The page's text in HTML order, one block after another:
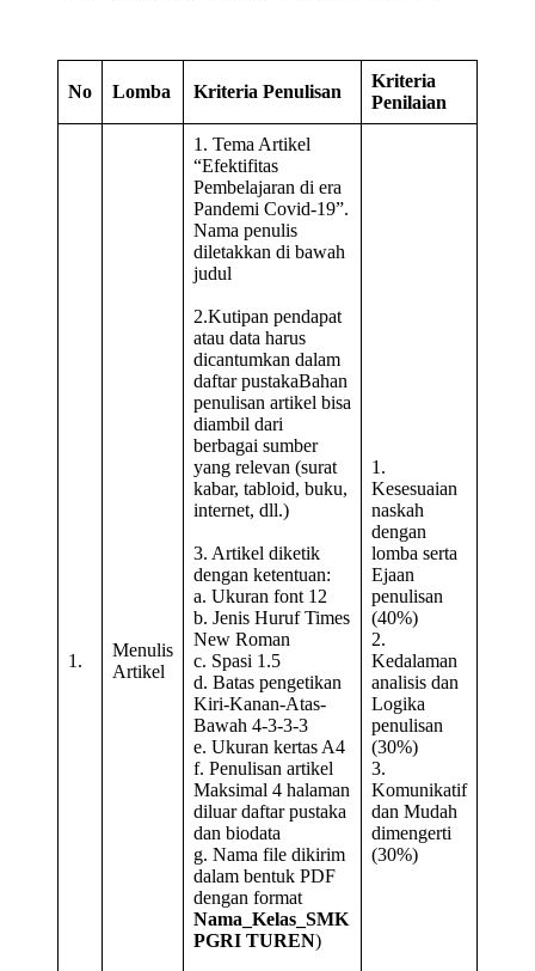
No Lomba Kriteria Penulisan
Kriteria
Penilaian
1.
Menulis
Artikel
1. Tema Artikel
“Efektifitas
Pembelajaran di era
Pandemi Covid-19”.
Nama penulis
diletakkan di bawah
judul
2.Kutipan pendapat
atau data harus
dicantumkan dalam
daftar pustakaBahan
penulisan artikel bisa
diambil dari
berbagai sumber
yang relevan (surat
kabar, tabloid, buku,
internet, dll.)
3. Artikel diketik
dengan ketentuan:
a. Ukuran font 12
b. Jenis Huruf Times
New Roman
c. Spasi 1.5
d. Batas pengetikan
Kiri-Kanan-Atas-
Bawah 4-3-3-3
e. Ukuran kertas A4
f. Penulisan artikel
Maksimal 4 halaman
diluar daftar pustaka
dan biodata
g. Nama file dikirim
dalam bentuk PDF
dengan format
Nama_Kelas_SMK
PGRI TUREN)
1.
Kesesuaian
naskah
dengan
lomba serta
Ejaan
penulisan
(40%)
2.
Kedalaman
analisis dan
Logika
penulisan
(30%)
3.
Komunikatif
dan Mudah
dimengerti
(30%)